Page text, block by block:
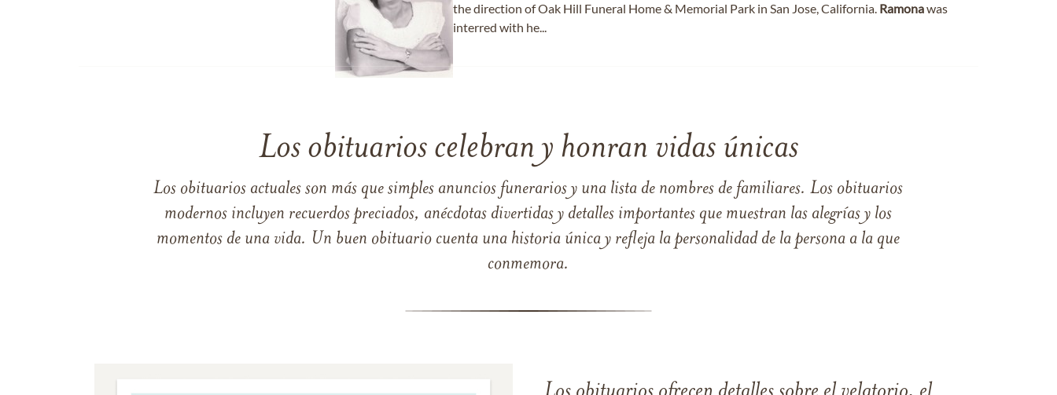
the direction of Oak Hill Funeral Home & Memorial Park in San Jose, California. Ramonawas
interred with he...
Los obituarios celebran y honran vidas únicas
Los obituarios actuales son más que simples anuncios funerarios y una lista de nombres de familiares. Los obituarios
modernos incluyen recuerdos preciados, anécdotas divertidas y detalles importantes que muestran las alegrías y los
momentos de una vida. Un buen obituario cuenta una historia única y refleja la personalidad de la persona a la que
conmemora.